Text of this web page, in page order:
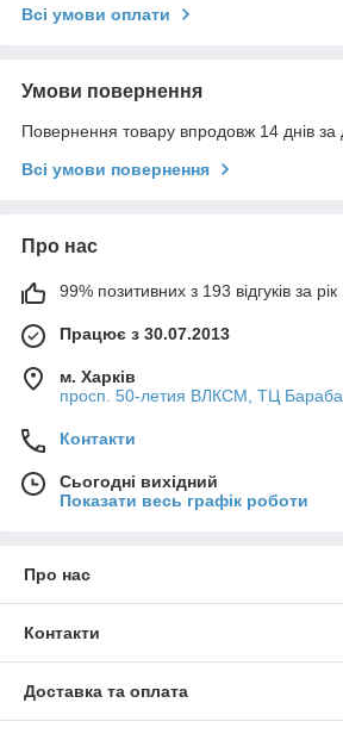
Всі умови оплати
Умови повернення
Повернення товару впродовж 14 днів за
Всі умови повернення
Про нас
99% позитивних з 193 відгуків за рік
Працює з 30.07.2013
м. Харків
просп. 50-летия ВЛКСМ, ТЦ
Контакти
Сьогодні вихідний
Показати весь графік роботи
Про нас
Контакти
Доставка та оплата